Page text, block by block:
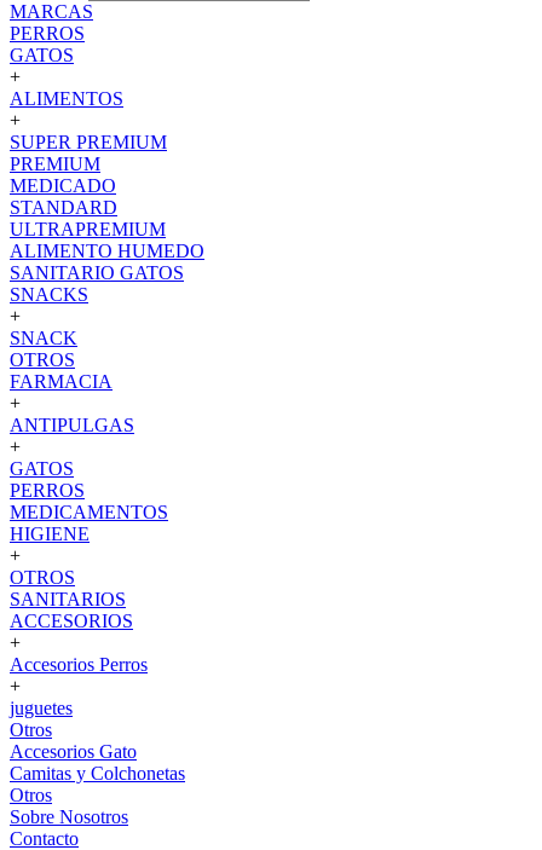
MARCAS
PERROS
GATOS
+
ALIMENTOS
+
SUPER PREMIUM
PREMIUM
MEDICADO
STANDARD
ULTRAPREMIUM
ALIMENTO HUMEDO
SANITARIO GATOS
SNACKS
+
SNACK
OTROS
FARMACIA
+
ANTIPULGAS
+
GATOS
PERROS
MEDICAMENTOS
HIGIENE
+
OTROS
SANITARIOS
ACCESORIOS
+
Accesorios Perros
+
juguetes
Otros
Accesorios Gato
Camitas y Colchonetas
Otros
Sobre Nosotros
Contacto